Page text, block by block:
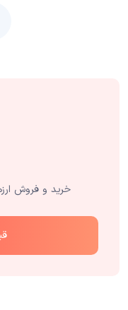
خرید و فروش